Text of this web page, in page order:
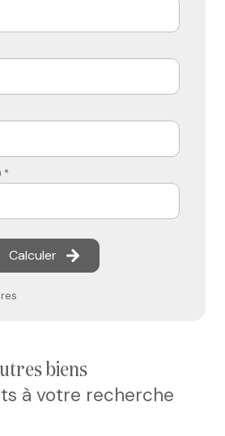
*
Calculer
biens
à votre recherche